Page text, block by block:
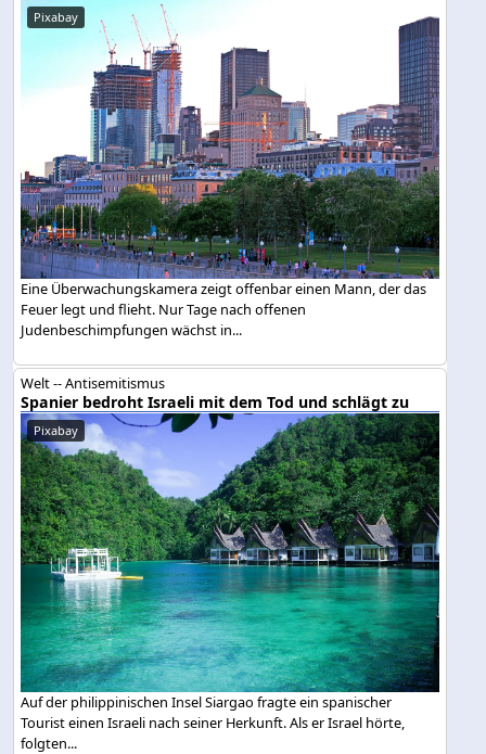
Pixabay
Eine Überwachungskamera zeigt offenbar einen Mann, der das
Feuer legt und flieht. Nur Tage nach offenen
Judenbeschimpfungen wächst in...
Welt -- Antisemitismus
Spanier bedroht Israeli mit dem Tod und schlägt zu
Pixabay
Auf der philippinischen Insel Siargao fragte ein spanischer
Tourist einen Israeli nach seiner Herkunft. Als er Israel hörte,
folgten...